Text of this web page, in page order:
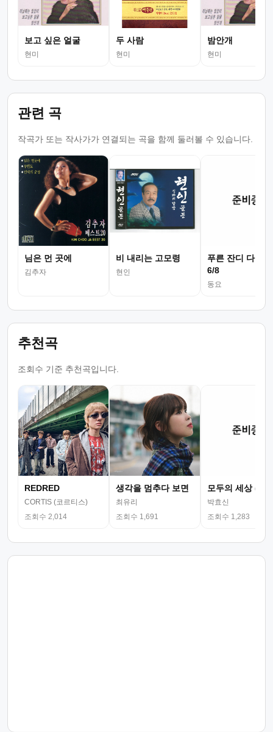
보고 싶은 얼굴
현미
두 사람
현미
밤안개
현미
관련 곡
작곡가 또는 작사가가 연결되는 곡을 함께 둘러볼 수 있습니다.
님은 먼 곳에
김추자
비 내리는 고모령
현인
푸른 잔디 다장조
6/8
동요
추천곡
조회수 기준 추천곡입니다.
REDRED
CORTIS (코르티스)
조회수 2,014
생각을 멈추다 보면
최유리
조회수 1,691
모두의 세상 (뮤
박효신
조회수 1,283